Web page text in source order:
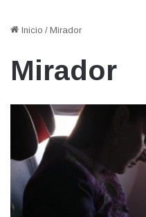
Inicio / Mirador
Mirador